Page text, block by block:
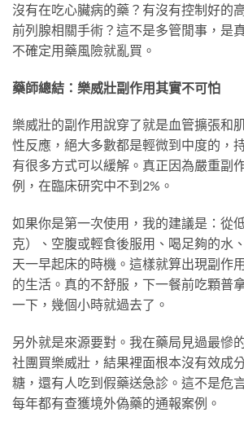
沒有在吃心臟病的藥？有沒有控制好的
前列腺相關手術？這不是多管閒事，是
不確定用藥風險就亂買。
藥師總結：樂威壯副作用其實不可怕
樂威壯的副作用說穿了就是血管擴張和
性反應，絕大多數都是輕微到中度的，
有很多方式可以緩解。真正因為嚴重副
例，在臨床研究中不到2%。
如果你是第一次使用，我的建議是：從
克）、空腹或輕食後服用、喝足夠的水
天一早起床的時機。這樣就算出現副作
的生活。真的不舒服，下一餐前吃顆普
一下，幾個小時就過去了。
另外就是來源要對。我在藥局見過最慘
社團買樂威壯，結果裡面根本沒有效成
糖，還有人吃到假藥送急診。這不是危
每年都有查獲境外偽藥的通報案例。